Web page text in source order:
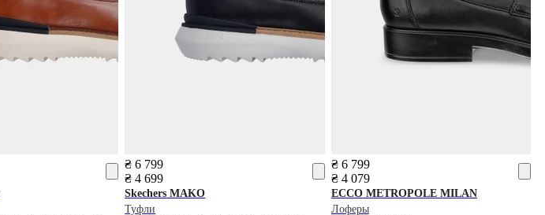
₴ 6 799
₴ 4 699
Skechers MAKO
Туфли
₴ 6 799
₴ 4 079
ECCOMETROPOLE MILAN
Лоферы